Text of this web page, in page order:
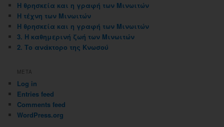
Η θρησκεία και η γραφή των Μινωιτών
Η τέχνη των Μινωιτών
Η θρησκεία και η γραφή των Μινωιτών
3. Η καθημερινή ζωή των Μινωιτών
2. Το ανάκτορο της Κνωσού
META
Log in
Entries feed
Comments feed
WordPress.org